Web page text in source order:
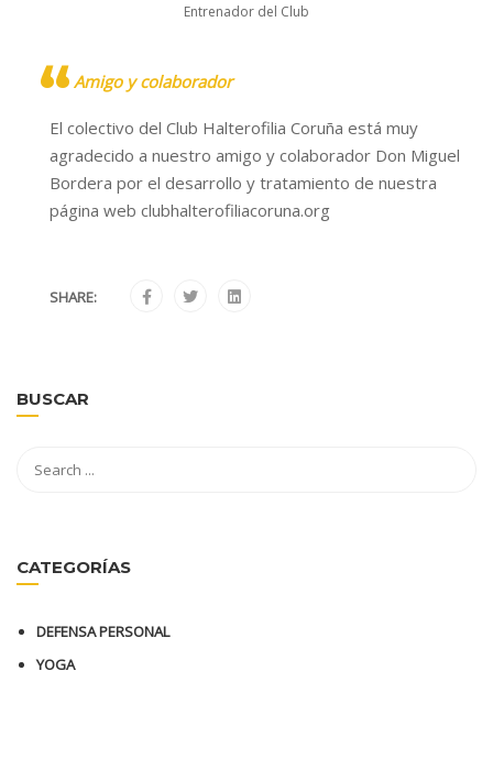
Entrenador del Club
Amigo y colaborador
El colectivo del Club Halterofilia Coruña está muy
agradecido a nuestro amigo y colaborador Don Miguel
Bordera por el desarrollo y tratamiento de nuestra
página web clubhalterofiliacoruna.org
SHARE:
BUSCAR
CATEGORÍAS
DEFENSA PERSONAL
YOGA